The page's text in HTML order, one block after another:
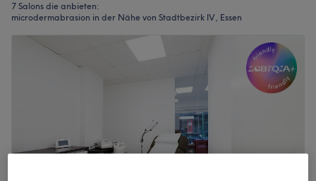
7 Salons die anbieten:
microdermabrasion in der Nähe von Stadtbezirk IV, Essen